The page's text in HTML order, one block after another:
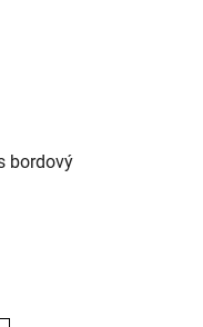
bordový